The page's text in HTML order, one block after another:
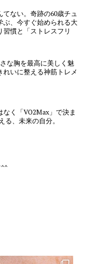
てない。奇跡の60歳チュ
ぶ、今すぐ始められる大
習慣と「ストレスフリ
な胸を最高に美しく魅
れいに整える神筋トレメ
く「VO2Max」で決ま
る、未来の自分。